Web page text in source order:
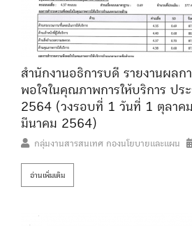
สำนักงานอธิการบดี รายงานผลก
พอใจในคุณภาพการให้บริการ ปร
2564 (วงรอบที่ 1 วันที่ 1 ตุลาค
มีนาคม 2564)
กลุ่มงานสารสนเทศ กองนโยบายและแผน
อ่านเพิ่มเติม